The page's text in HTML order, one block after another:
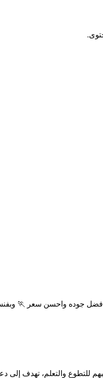
🏃 وبفنش متميز جدا 🙋 ممكن تتواصل
والتعلم، تهدف إلى